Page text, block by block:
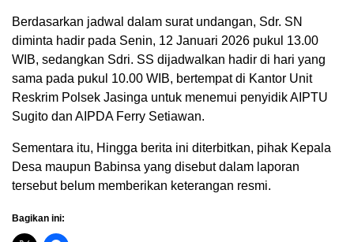
Berdasarkan jadwal dalam surat undangan, Sdr. SN
diminta hadir pada Senin, 12 Januari 2026 pukul 13.00
WIB, sedangkan Sdri. SS dijadwalkan hadir di hari yang
sama pada pukul 10.00 WIB, bertempat di Kantor Unit
Reskrim Polsek Jasinga untuk menemui penyidik AIPTU
Sugito dan AIPDA Ferry Setiawan.
Sementara itu, Hingga berita ini diterbitkan, pihak Kepala
Desa maupun Babinsa yang disebut dalam laporan
tersebut belum memberikan keterangan resmi.
Bagikan ini: